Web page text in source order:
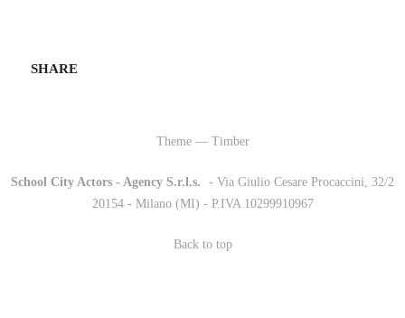
SHARE
Theme — Timber
School City Actors - Agency S.r.l.s.
- Via Giulio Cesare Procaccini, 32/2
20154 - Milano (MI) - P.IVA 10299910967
Back to top